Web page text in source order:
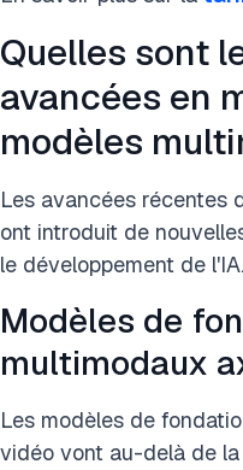
Quelles sont
avancées en
modèles
Les avancées récentes
ont introduit de
le développement de l'IA.
Modèles de
multimodaux
Les modèles de
vidéo vont au-delà de